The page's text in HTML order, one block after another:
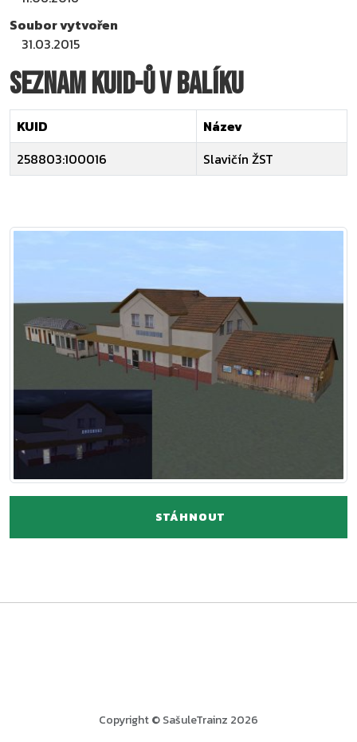
Soubor vytvořen
31.03.2015
Seznam KUID-ů v balíku
KUID
Název
258803:100016
Slavičín ŽST
STÁHNOUT
Copyright © SašuleTrainz 2026